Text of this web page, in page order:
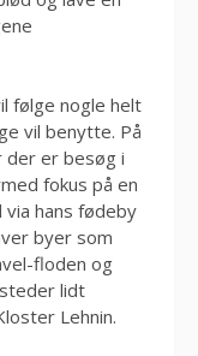
følge nogle helt
vil benytte. På
der er besøg i
fokus på en
hans fødeby
byer som
floden og
lidt
Lehnin.